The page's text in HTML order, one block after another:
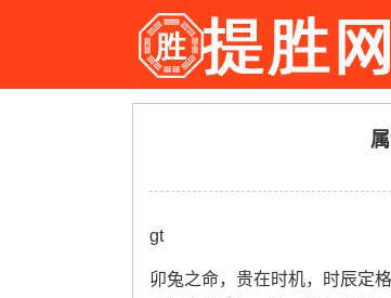
gt
卯兔之命，贵在时机，时辰定